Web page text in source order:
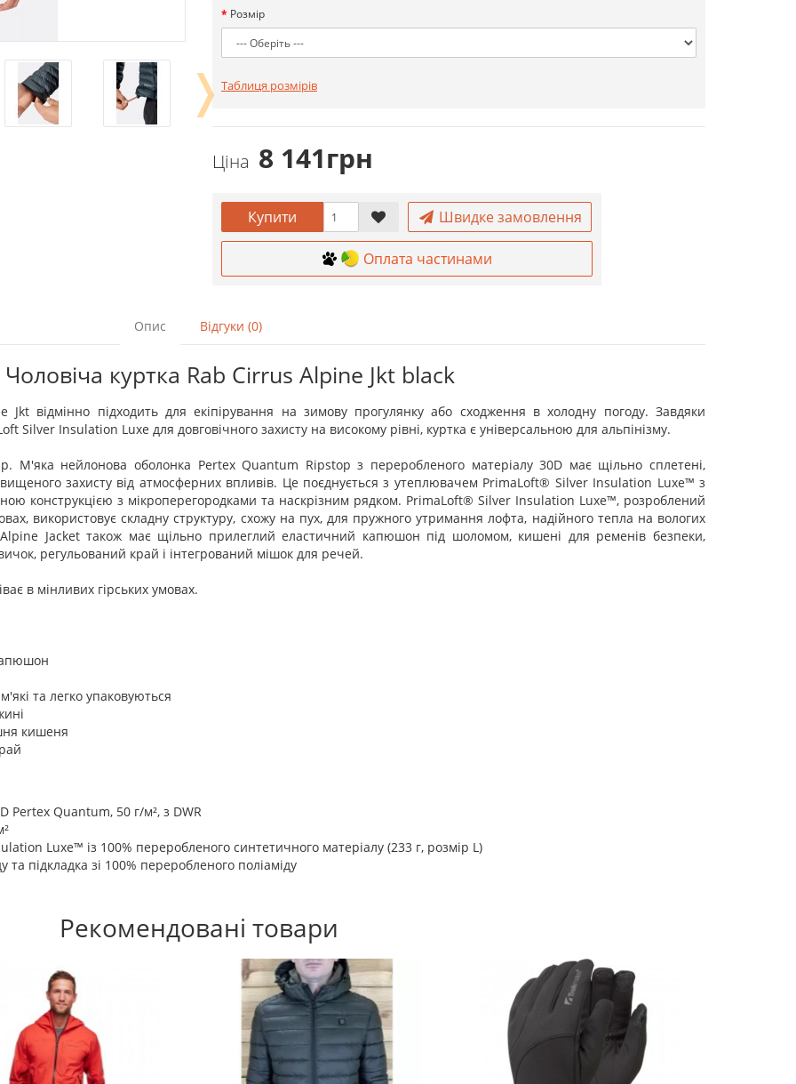
❭
Розмір
Таблиця розмірів
Ціна 8 141грн
Купити Швидке замовлення
Оплата частинами
Опис Відгуки (0)
куртка Rab Cirrus Alpine Jkt black
відмінно підходить для екіпірування на зимову прогулянку або сходження в холодну погоду. Завдяки
Insulation Luxe для довговічного захисту на високому рівні, куртка є універсальною для альпінізму.
М'яка нейлонова оболонка Pertex Quantum Ripstop з переробленого матеріалу 30D має щільно сплетені,
захисту від атмосферних впливів. Це поєднується з утеплювачем PrimaLoft® Silver Insulation Luxe™ з
конструкцією з мікроперегородками та наскрізним рядком. PrimaLoft® Silver Insulation Luxe™, розроблений
використовує складну структуру, схожу на пух, для пружного утримання лофта, надійного тепла на вологих
Alpine Jacket також має щільно прилеглий еластичний капюшон під шоломом, кишені для ременів безпеки,
регульований край і інтегрований мішок для речей.
в мінливих гірських умовах.
та легко упаковуються
кишеня
Quantum, 50 г/м², з DWR
Luxe™ із 100% переробленого синтетичного матеріалу (233 г, розмір L)
підкладка зі 100% переробленого поліаміду
Рекомендовані товари